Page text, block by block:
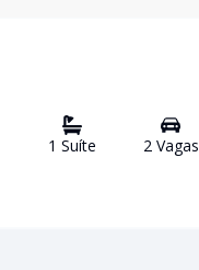
1 Suíte 2Vagas